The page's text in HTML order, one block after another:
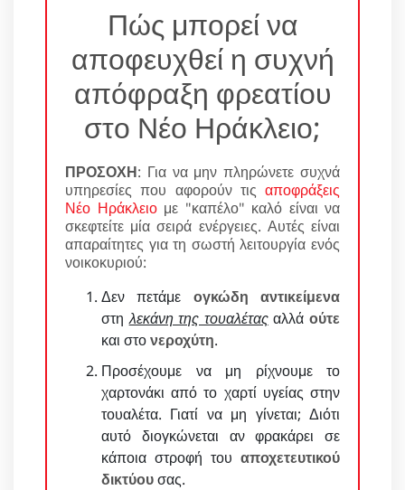
Πώς μπορεί να
αποφευχθεί η συχνή
απόφραξη φρεατίου
στο Νέο Ηράκλειο;
ΠΡΟΣΟΧΗ: Για να μην πληρώνετε συχνά
υπηρεσίες που αφορούν τις αποφράξεις
Νέο Ηράκλειομε "καπέλο" καλό είναι να
σκεφτείτε μία σειρά ενέργειες. Αυτές είναι
απαραίτητες για τη σωστή λειτουργία ενός
νοικοκυριού:
Δεν πετάμε ογκώδη αντικείμενα
στηλεκάνη της τουαλέταςαλλάούτε
και στονεροχύτη.
Προσέχουμε να μη ρίχνουμε το
χαρτονάκι από το χαρτί υγείας στην
τουαλέτα. Γιατί να μη γίνεται; Διότι
αυτό διογκώνεται αν φρακάρει σε
κάποια στροφή του αποχετευτικού
δικτύουσας.